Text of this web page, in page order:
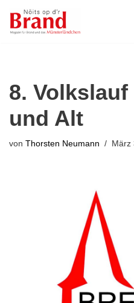
Zum
8.
und Alt
von Thorsten Neumann März